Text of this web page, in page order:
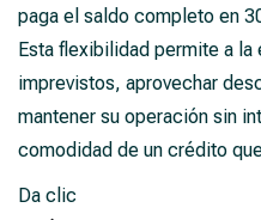
paga el saldo completo en
Esta flexibilidad permite a la
imprevistos, aprovechar
mantener su operación sin
comodidad de un crédito
Da clic